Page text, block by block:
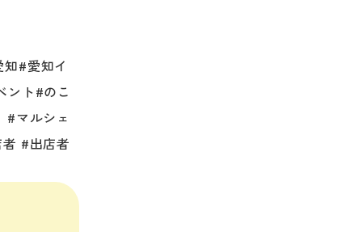
知#愛知イ
ント#のこ
#マルシェ
#出店者